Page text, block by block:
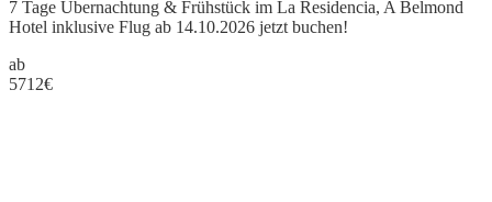
7 Tage Übernachtung & Frühstück im La Residencia, A Belmond
Hotel inklusive Flug ab 14.10.2026 jetzt buchen!
ab
5712€